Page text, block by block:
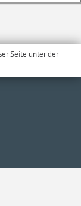
Seite unter der